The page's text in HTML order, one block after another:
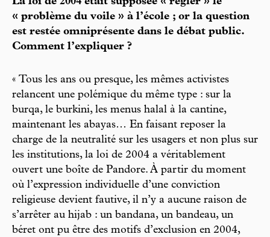
« problème du voile » à l’école ; or la question
est restée omniprésente dans le débat public.
Comment l’expliquer ?
« Tous les ans ou presque, les mêmes activistes
relancent une polémique du même type : sur la
burqa, le burkini, les menus halal à la cantine,
maintenant les abayas… En faisant reposer la
charge de la neutralité sur les usagers et non plus sur
les institutions, la loi de 2004 a véritablement
ouvert une boîte de Pandore. À partir du moment
où l’expression individuelle d’une conviction
religieuse devient fautive, il n’y a aucune raison de
s’arrêter au hijab : un bandana, un bandeau, un
béret ont pu être des motifs d’exclusion en 2004,